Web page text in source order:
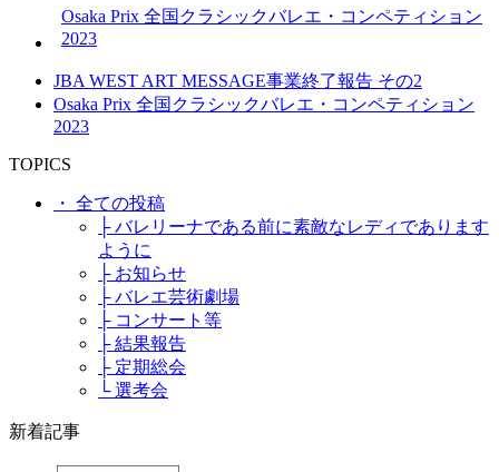
Osaka Prix 全国クラシックバレエ・コンペティション
2023
JBA WEST ART MESSAGE事業終了報告 その2
Osaka Prix 全国クラシックバレエ・コンペティション
2023
TOPICS
・ 全ての投稿
├ バレリーナである前に素敵なレディであります
ように
├ お知らせ
├ バレエ芸術劇場
├ コンサート等
├ 結果報告
├ 定期総会
└ 選考会
新着記事